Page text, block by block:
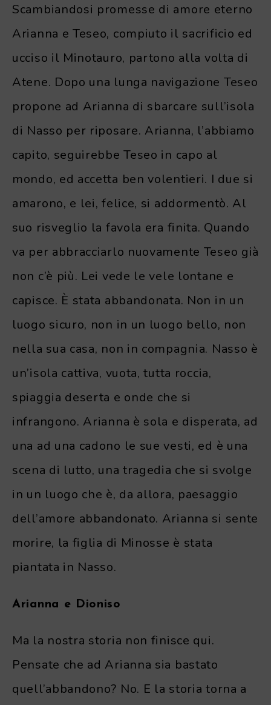
Scambiandosi promesse di amore eterno
Arianna e Teseo, compiuto il sacrificio ed
ucciso il Minotauro, partono alla volta di
Atene. Dopo una lunga navigazione Teseo
propone ad Arianna di sbarcare sull’isola
di Nasso per riposare. Arianna, l’abbiamo
capito, seguirebbe Teseo in capo al
mondo, ed accetta ben volentieri. I due si
amarono, e lei, felice, si addormentò. Al
suo risveglio la favola era finita. Quando
va per abbracciarlo nuovamente Teseo già
non c’è più. Lei vede le vele lontane e
capisce. È stata abbandonata. Non in un
luogo sicuro, non in un luogo bello, non
nella sua casa, non in compagnia. Nasso è
un’isola cattiva, vuota, tutta roccia,
spiaggia deserta e onde che si
infrangono. Arianna è sola e disperata, ad
una ad una cadono le sue vesti, ed è una
scena di lutto, una tragedia che si svolge
in un luogo che è, da allora, paesaggio
dell’amore abbandonato. Arianna si sente
morire, la figlia di Minosse è stata
piantata in Nasso.
Arianna e Dioniso
Ma la nostra storia non finisce qui.
Pensate che ad Arianna sia bastato
quell’abbandono? No. E la storia torna a